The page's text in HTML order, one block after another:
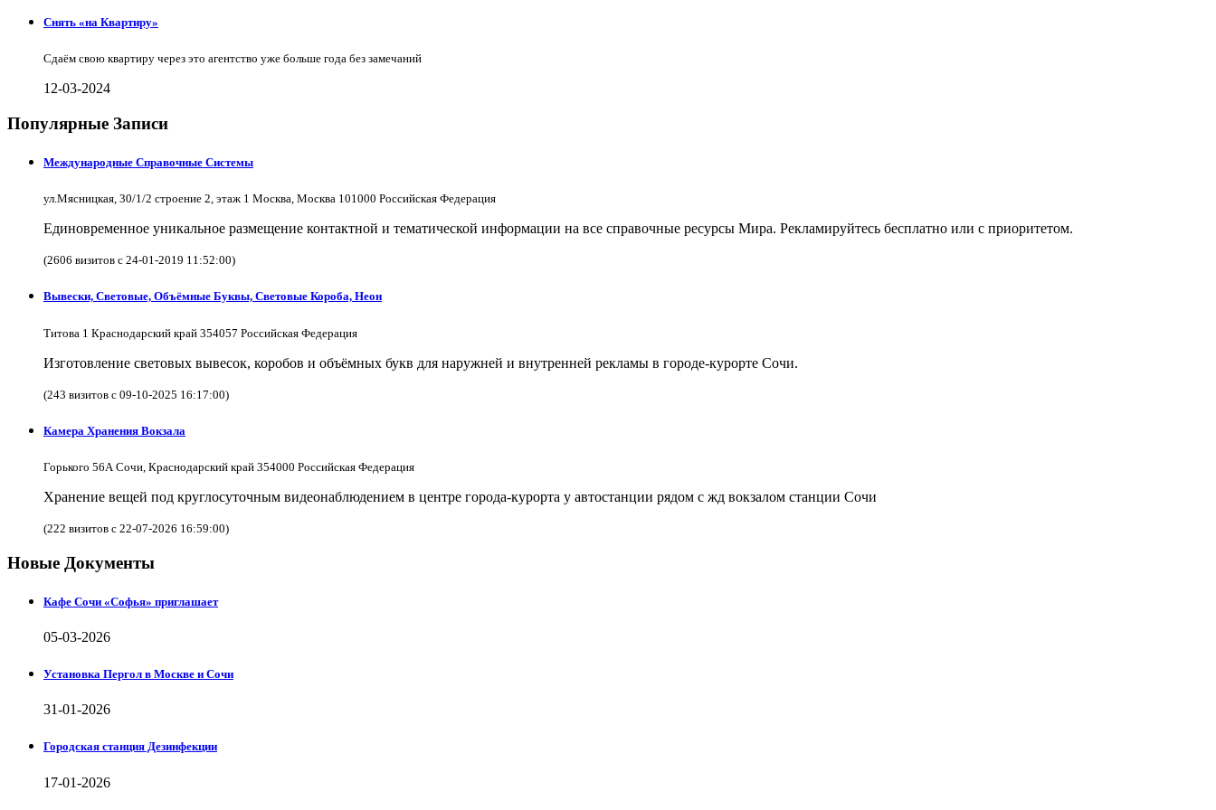
Снять «на Квартиру»
Сдаём свою квартиру через это агентство уже больше года без замечаний
12-03-2024
Популярные Записи
Международные Справочные Системы
ул.Мясницкая, 30/1/2 строение 2, этаж 1 Москва, Москва 101000 Российская Федерация
Единовременное уникальное размещение контактной и тематической информации на все справочные ресурсы Мира. Рекламируйтесь бесплатно или с приоритетом.
(2606 визитов с 24-01-2019 11:52:00)
Вывески, Световые, Объёмные Буквы, Световые Короба, Неон
Титова 1 Краснодарский край 354057 Российская Федерация
Изготовление световых вывесок, коробов и объёмных букв для наружней и внутренней рекламы в городе-курорте Сочи.
(243 визитов с 09-10-2025 16:17:00)
Камера Хранения Вокзала
Горького 56А Сочи, Краснодарский край 354000 Российская Федерация
Хранение вещей под круглосуточным видеонаблюдением в центре города-курорта у автостанции рядом с жд вокзалом станции Сочи
(222 визитов с 22-07-2026 16:59:00)
Новые Документы
Кафе Сочи «Софья» приглашает
05-03-2026
Установка Пергол в Москве и Сочи
31-01-2026
Городская станция Дезинфекции
17-01-2026